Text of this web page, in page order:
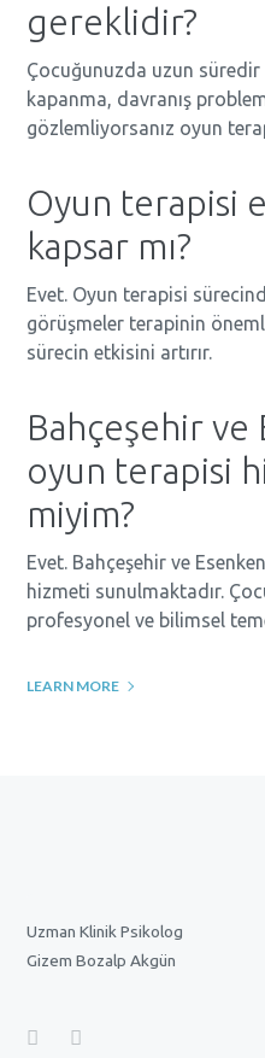
gereklidir?
Çocuğunuzda uzun süredir
kapanma, davranış
gözlemliyorsanız oyun
Oyun terapisi
kapsar mı?
Evet. Oyun terapisi
görüşmeler terapinin
sürecin etkisini artırır.
Bahçeşehir ve
oyun terapisi
miyim?
Evet. Bahçeşehir ve
hizmeti sunulmaktadır.
profesyonel ve bilimsel
LEARN MORE
Uzman Klinik Psikolog
Gizem Bozalp Akgün